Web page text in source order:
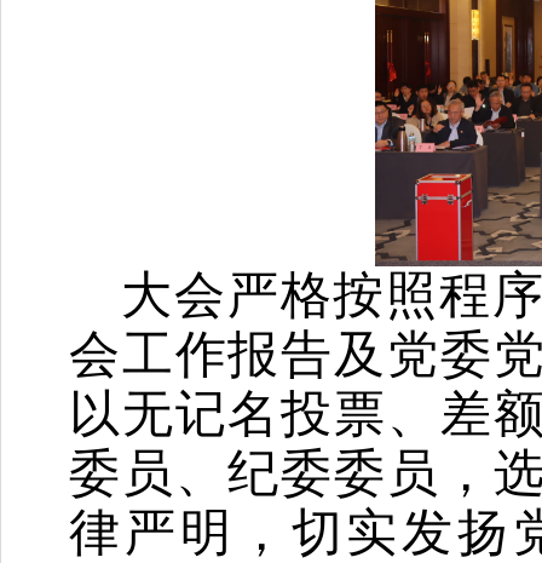
大会严格按照程
会工作报告及 党委
以无记名投票、差
委员、纪委委员，
律严明，切实发扬